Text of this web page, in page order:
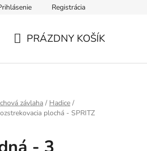
Registrácia
PRÁZDNY KOŠÍK
závlaha / Hadice /
plochá - SPRITZ